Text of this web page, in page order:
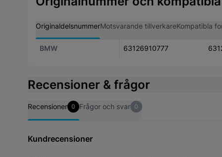
OriginaldelsnummerMotsvarande tillverkareKompatibla
BMW 63126910777
Recensioner & frågor
Recensioner 0 Frågor och svar 0
Kundrecensioner